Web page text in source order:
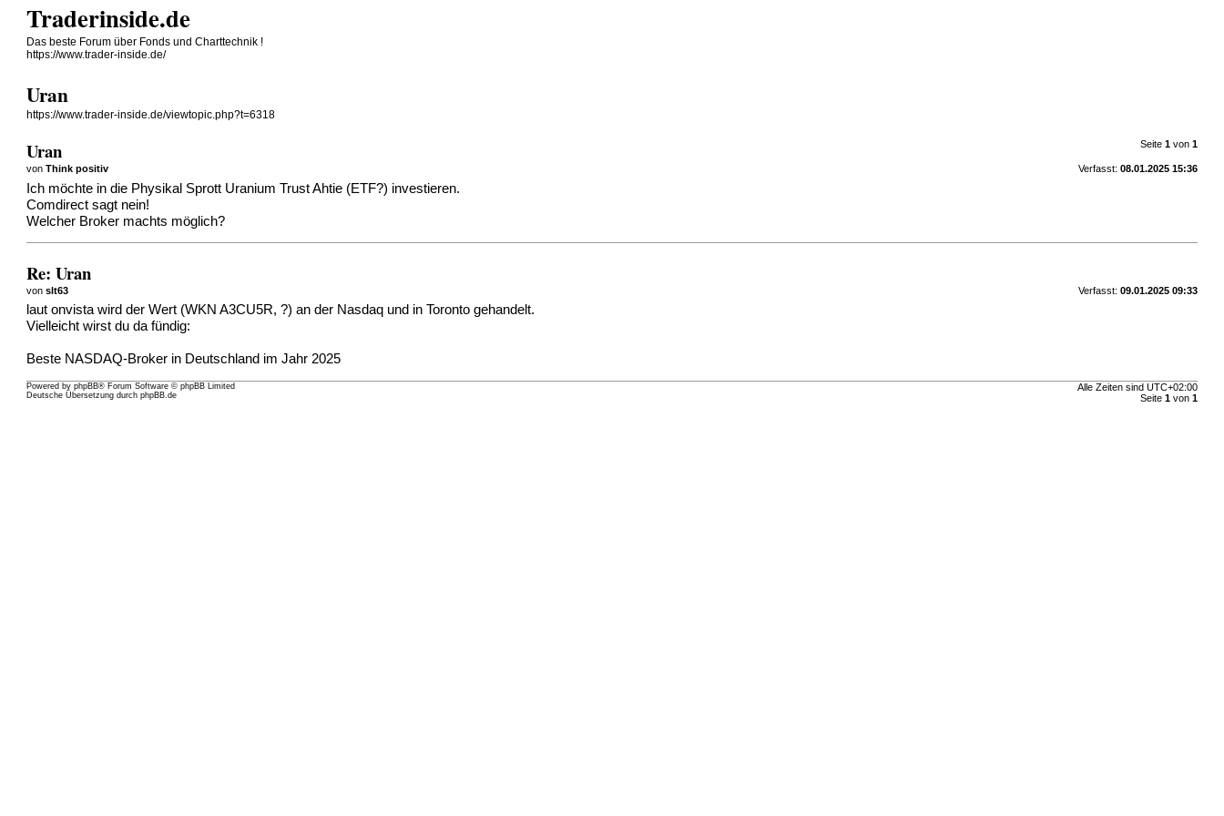
Traderinside.de
Das beste Forum über Fonds und Charttechnik !
https://www.trader-inside.de/
Uran
https://www.trader-inside.de/viewtopic.php?t=6318
Seite 1von 1
Uran
Verfasst: 08.01.2025 15:36
vonThink positiv
Ich möchte in die Physikal Sprott Uranium Trust Ahtie (ETF?) investieren.
Comdirect sagt nein!
Welcher Broker machts möglich?
Re: Uran
Verfasst: 09.01.2025 09:33
vonslt63
laut onvista wird der Wert (WKN A3CU5R, ?) an der Nasdaq und in Toronto gehandelt.
Vielleicht wirst du da fündig:
Beste NASDAQ-Broker in Deutschland im Jahr 2025
Alle Zeiten sind UTC+02:00
Seite 1von 1
Powered byphpBB® Forum Software © phpBB Limited
Deutsche Übersetzung durchphpBB.de